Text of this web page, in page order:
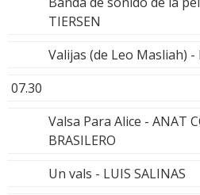
TIERSEN
Valijas (de Leo Masliah) -
07.30
Valsa Para Alice - ANAT
BRASILERO
Un vals - LUIS SALINAS